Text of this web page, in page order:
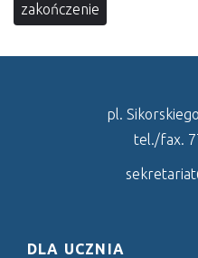
zakończenie
pl.
tel./fax.
DLA UCZNIA